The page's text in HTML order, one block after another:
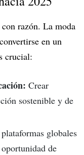
razón. La moda
en un
crucial:
Crear
sostenible y de
globales
de